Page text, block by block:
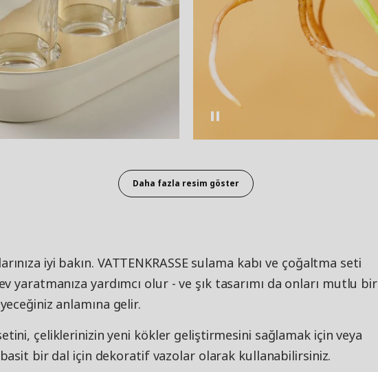
Daha fazla resim göster
iyi bakın. VATTENKRASSE sulama kabı ve çoğaltma seti
yaratmanıza yardımcı olur - ve şık tasarımı da onları mutlu bir
anlamına gelir.
çeliklerinizin yeni kökler geliştirmesini sağlamak için veya
bir dal için dekoratif vazolar olarak kullanabilirsiniz.